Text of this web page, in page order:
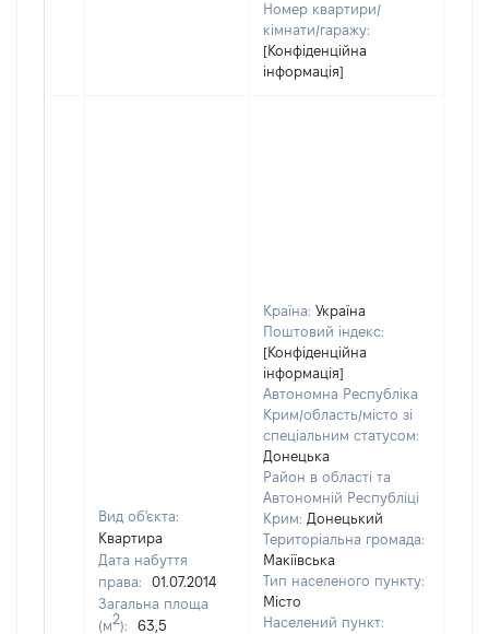
Номер квартири/
кімнати/гаражу:
[Конфіденційна
інформація]
Вид об'єкта:
Квартира
Дата набуття
права:
01.07.2014
Загальна площа
(м2):
63,5
Країна: Україна
Поштовий індекс:
[Конфіденційна
інформація]
Автономна Республіка
Крим/область/місто зі
спеціальним статусом:
Донецька
Район в області та
Автономній Республіці
Крим: Донецький
Територіальна громада:
Макіївська
Тип населеного пункту:
Місто
Населений пункт: